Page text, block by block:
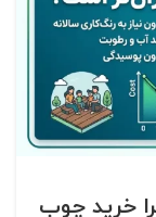
خرید چوب